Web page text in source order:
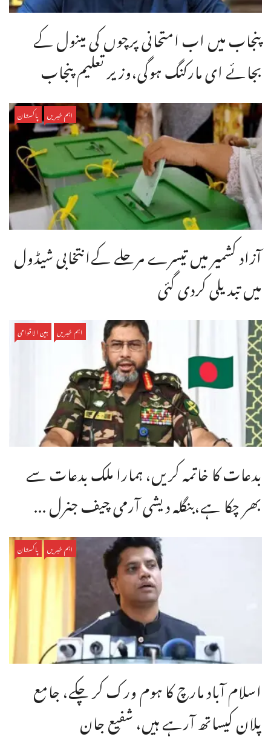
پنجاب میں اب امتحانی پرچوں کی مینول کے
بجائے ای مارکنگ ہوگی،وزیر تعلیم پنجاب
اہم خبریں پاکستان
آزاد کشمیر میں تیسرے مرحلے کےانتخابی شیڈول
میں تبدیلی کردی گئی
اہم خبریں بین الاقوامی
بدعات کا خاتمہ کریں، ہمارا ملک بدعات سے
بھر چکا ہے،بنگله دیشی آرمی چیف جنرل ...
اہم خبریں پاکستان
اسلام آباد مارچ کا ہوم ورک کر چکے، جامع
پلان کیساتھ آرہے ہیں، شفیع جان